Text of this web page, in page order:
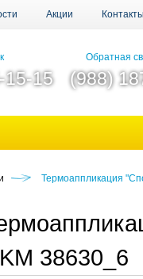
Акции Контакты
15-15
Обратная
(988)
Термоаппликация
38630_6